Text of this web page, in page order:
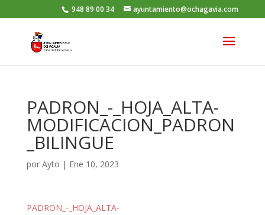
948 89 00 34 ayuntamiento@ochagavia.com
PADRON_-_HOJA_ALTA-
MODIFICACION_PADRON
_BILINGUE
por Ayto | Ene 10, 2023
PADRON_-_HOJA_ALTA-